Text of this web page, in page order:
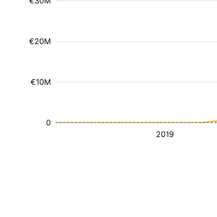
2019
€10M
€20M
0